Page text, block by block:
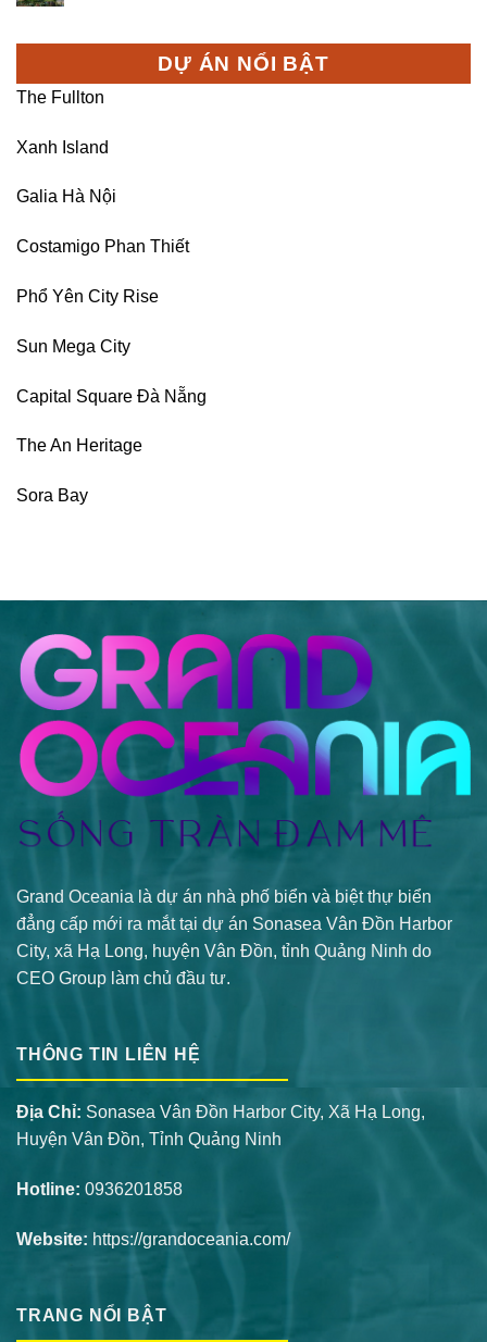
DỰ ÁN NỔI BẬT
The Fullton
Xanh Island
Galia Hà Nội
Costamigo Phan Thiết
Phổ Yên City Rise
Sun Mega City
Capital Square Đà Nẵng
The An Heritage
Sora Bay
Grand Oceania là dự án nhà phố biển và biệt thự biển
đẳng cấp mới ra mắt tại dự án Sonasea Vân Đồn Harbor
City, xã Hạ Long, huyện Vân Đồn, tỉnh Quảng Ninh do
CEO Group làm chủ đầu tư.
THÔNG TIN LIÊN HỆ
Địa Chỉ: Sonasea Vân Đồn Harbor City, Xã Hạ Long,
Huyện Vân Đồn, Tỉnh Quảng Ninh
Hotline: 0936201858
Website: https://grandoceania.com/
TRANG NỔI BẬT